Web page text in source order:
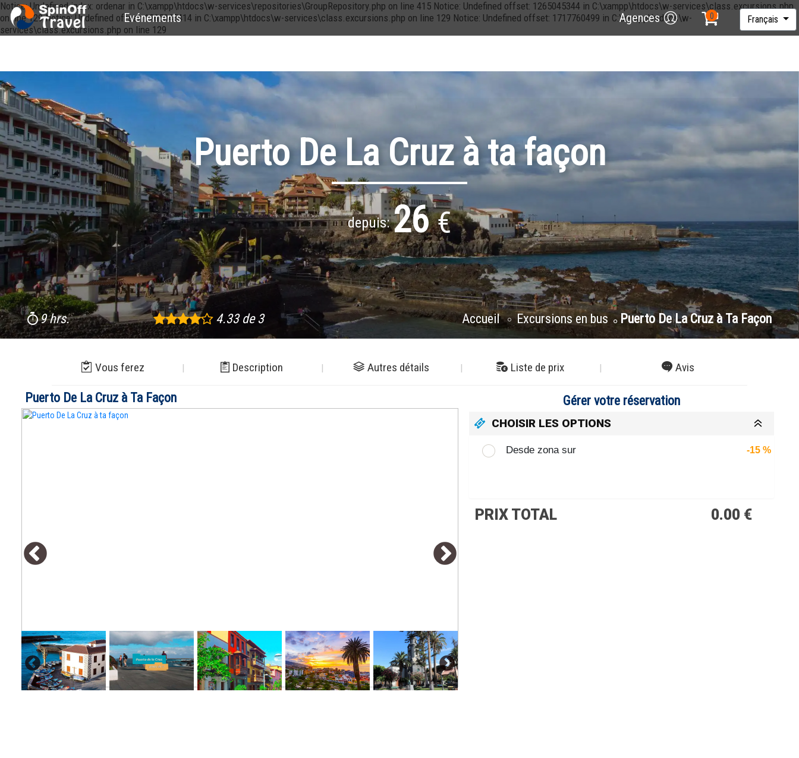
Notice: Undefined index: ordenar in C:\xampp\htdocs\w-services\repositories\GroupRepository.php on line 415 Notice: Undefined offset: 1265045344 in C:\xampp\htdocs\w-services\class.excursions.php
on line 129 Notice: Undefined offset: 1265045414 in C:\xampp\htdocs\w-services\class.excursions.php on line 129 Notice: Undefined offset: 1717760499 in C:\xampp\htdocs\w-
services\class.excursions.php on line 129
Evénements Français
Agences
Puerto De La Cruz à ta façon
depuis:26€
9 hrs. 4.33 de 3 Accueil Excursions en bus Puerto De La Cruz à Ta Façon
Vous ferez Description Autres détails Liste de prix Avis
Puerto De La Cruz à Ta Façon Gérer votre réservation
CHOISIR LES OPTIONS
Desde zona sur -15 %
PRIX TOTAL 0.00 €